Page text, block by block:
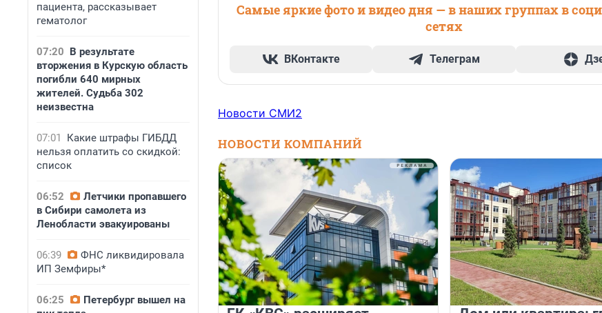
пациента, рассказывает
гематолог
07:20 В результате
вторжения в Курскую область
погибли 640 мирных
жителей. Судьба 302
неизвестна
07:01
Какие штрафы ГИБДД
нельзя оплатить со скидкой:
список
06:52
Летчики пропавшего
в Сибири самолета из
Ленобласти эвакуированы
06:39
ФНС ликвидировала
ИП Земфиры*
06:25
Петербург вышел на
Самые яркие фото и видео дня — в наших группах в
сетях
ВКонтакте Телеграм
Новости СМИ2
НОВОСТИ КОМПАНИЙ